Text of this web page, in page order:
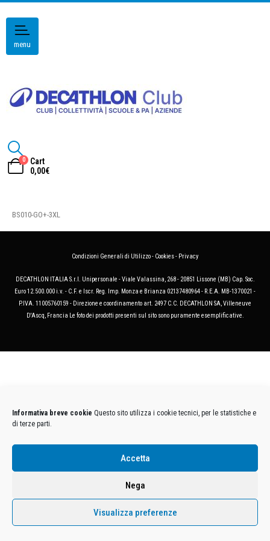
Informativa breve cookie Questo sito utilizza i cookie tecnici, per le statistiche e
di terze parti.
Accetta
Nega
Visualizza preferenze
menu
0
Cart
0,00€
BS010-GO+-3XL
Condizioni Generali di Utilizzo- Cookies- Privacy
DECATHLON ITALIA S.r.l. Unipersonale - Viale Valassina, 268 - 20851 Lissone (MB) Cap. Soc.
Euro 12.500.000 i.v. - C.F. e Iscr. Reg. Imp. Monza e Brianza 02137480964 - R.E.A. MB-1370021 -
P.IVA. 11005760159 - Direzione e coordinamento art. 2497 C.C. DECATHLON SA, Villeneuve
D'Ascq, Francia Le foto dei prodotti presenti sul sito sono puramente esemplificative.